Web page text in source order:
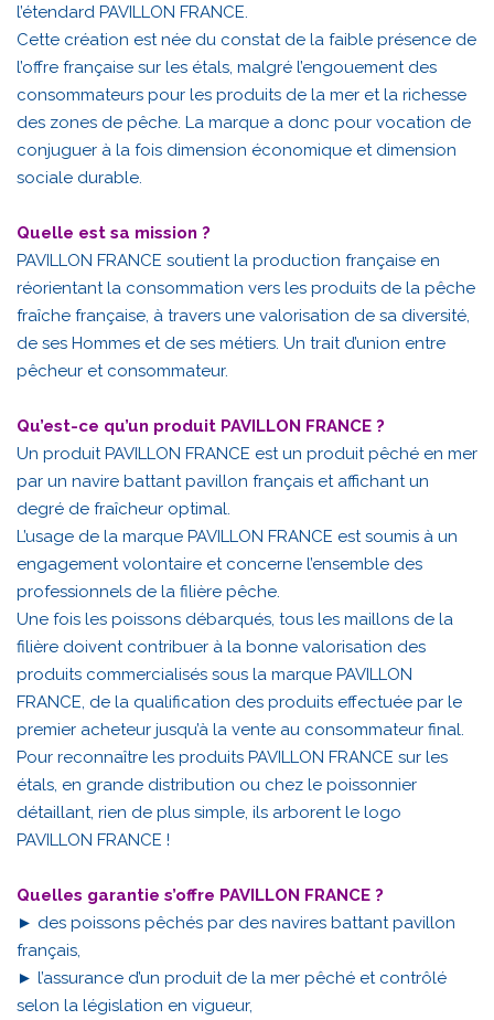
l’étendard PAVILLON FRANCE.
Cette création est née du constat de la faible présence de
l’offre française sur les étals, malgré l’engouement des
consommateurs pour les produits de la mer et la richesse
des zones de pêche. La marque a donc pour vocation de
conjuguer à la fois dimension économique et dimension
sociale durable.
Quelle est sa mission ?
PAVILLON FRANCE soutient la production française en
réorientant la consommation vers les produits de la pêche
fraîche française, à travers une valorisation de sa diversité,
de ses Hommes et de ses métiers. Un trait d’union entre
pêcheur et consommateur.
Qu’est-ce qu’un produit PAVILLON FRANCE ?
Un produit PAVILLON FRANCE est un produit pêché en mer
par un navire battant pavillon français et affichant un
degré de fraîcheur optimal.
L’usage de la marque PAVILLON FRANCE est soumis à un
engagement volontaire et concerne l’ensemble des
professionnels de la filière pêche.
Une fois les poissons débarqués, tous les maillons de la
filière doivent contribuer à la bonne valorisation des
produits commercialisés sous la marque PAVILLON
FRANCE, de la qualification des produits effectuée par le
premier acheteur jusqu’à la vente au consommateur final.
Pour reconnaître les produits PAVILLON FRANCE sur les
étals, en grande distribution ou chez le poissonnier
détaillant, rien de plus simple, ils arborent le logo
PAVILLON FRANCE !
Quelles garantie s’offre PAVILLON FRANCE ?
► des poissons pêchés par des navires battant pavillon
français,
► l’assurance d’un produit de la mer pêché et contrôlé
selon la législation en vigueur,